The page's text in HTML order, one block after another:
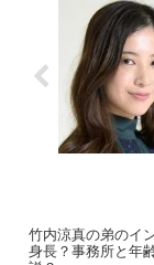
竹内涼真の弟のイ
身長？事務所と年